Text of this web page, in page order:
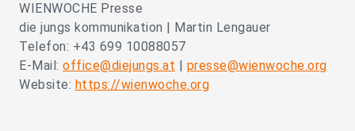
WIENWOCHE Presse
die jungs kommunikation | Martin Lengauer
Telefon: +43 699 10088057
E-Mail: office@diejungs.at | presse@wienwoche.org
Website: https://wienwoche.org